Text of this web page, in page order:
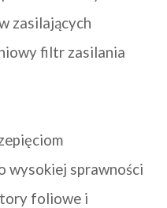
zasilających
filtr zasilania
wysokiej sprawności
foliowe i